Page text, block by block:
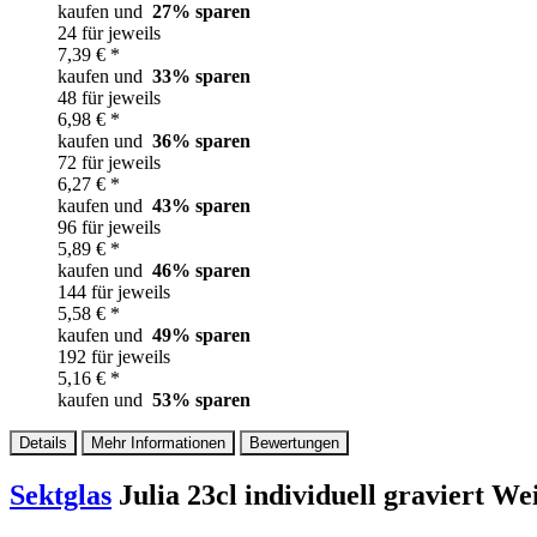
kaufen und 27% sparen
24 für jeweils
7,39 € *
kaufen und 33% sparen
48 für jeweils
6,98 € *
kaufen und 36% sparen
72 für jeweils
6,27 € *
kaufen und 43% sparen
96 für jeweils
5,89 € *
kaufen und 46% sparen
144 für jeweils
5,58 € *
kaufen und 49% sparen
192 für jeweils
5,16 € *
kaufen und 53% sparen
Details Mehr Informationen Bewertungen
Sektglas Julia 23cl individuell graviert